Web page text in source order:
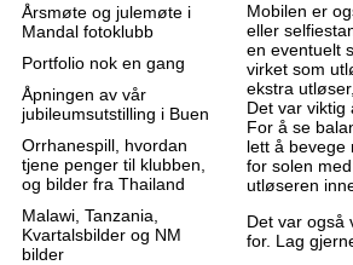
Årsmøte og julemøte i
Mandal fotoklubb
Portfolio nok en gang
Åpningen av vår
jubileumsutstilling i Buen
Orrhanespill, hvordan
tjene penger til klubben,
og bilder fra Thailand
Malawi, Tanzania,
Kvartalsbilder og NM
bilder
Mobilen er
eller
en eventuelt
virket som
ekstra
Det var viktig
For å se
lett å bevege
for solen
utløseren
Det var også
for. Lag